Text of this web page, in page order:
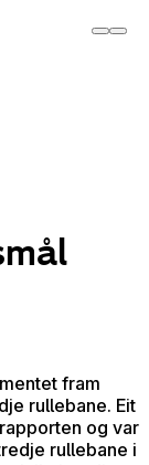
fram
rullebane. Eit
og var
rullebane i